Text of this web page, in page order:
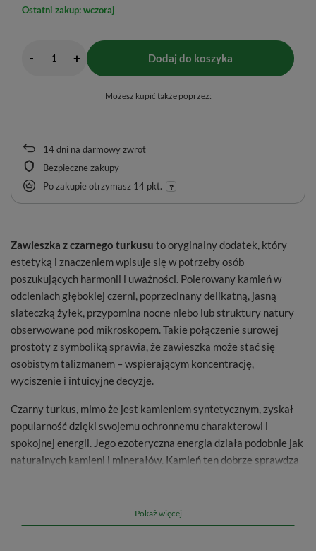
14dni na darmowy zwrot
Bezpieczne zakupy
Po zakupie otrzymasz 14 pkt.
Ostatni zakup: wczoraj
- + Dodaj do koszyka
Możesz kupić także poprzez:
Zawieszka z czarnego turkusu to oryginalny dodatek, który
estetyką i znaczeniem wpisuje się w potrzeby osób
poszukujących harmonii i uważności. Polerowany kamień w
odcieniach głębokiej czerni, poprzecinany delikatną, jasną
siateczką żyłek, przypomina nocne niebo lub struktury natury
obserwowane pod mikroskopem. Takie połączenie surowej
prostoty z symboliką sprawia, że zawieszka może stać się
osobistym talizmanem – wspierającym koncentrację,
wyciszenie i intuicyjne decyzje.
Czarny turkus, mimo że jest kamieniem syntetycznym, zyskał
popularność dzięki swojemu ochronnemu charakterowi i
spokojnej energii. Jego ezoteryczna energia działa podobnie jak
naturalnych kamieni i minerałów. Kamień ten dobrze sprawdza
Pokaż więcej